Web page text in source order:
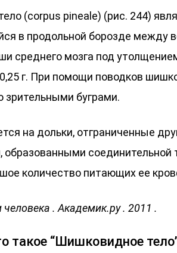
(corpus pineale) (рис. 244)
в продольной борозде между
среднего мозга под
г. При помощи поводков
зрительными буграми.
на дольки, отграниченные
образованными
количество питающих ее
. Академик.ру . 2011 .
такое “Шишковидное